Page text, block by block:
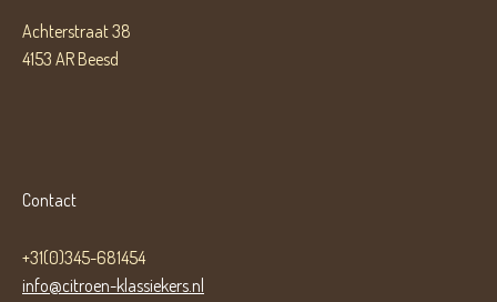
Achterstraat 38
4153 AR Beesd
Contact
+31(0)345-681454
info@citroen-klassiekers.nl